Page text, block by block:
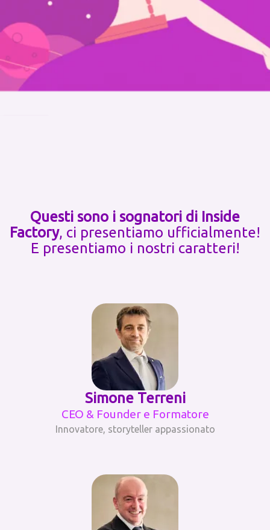
Questi sono i sognatori di Inside
Factory, ci presentiamo ufficialmente!
E presentiamo i nostri caratteri!
Simone Terreni
CEO & Founder e Formatore
Innovatore, storyteller appassionato